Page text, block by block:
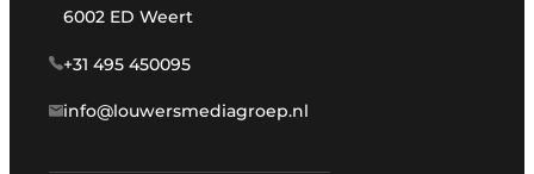
6002 ED Weert
+31 495 450095
info@louwersmediagroep.nl